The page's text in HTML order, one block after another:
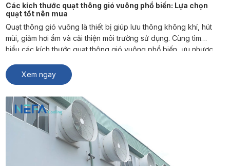
Các kích thước quạt thông gió vuông phổ biến: Lựa chọn
quạt tốt nên mua
Quạt thông gió vuông là thiết bị giúp lưu thông không khí, hút
mùi, giảm hơi ẩm và cải thiện môi trường sử dụng. Cùng tìm
hiểu các kích thước quạt thông gió vuông phổ biến, ưu nhược
Quạt thông gió vuông là […]
Xem ngay